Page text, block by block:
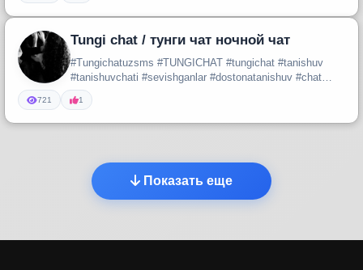
Tungi chat / тунги чат ночной чат
#Tungichatuzsms #TUNGICHAT #tungichat #tanishuv
#tanishuvchati #sevishganlar #dostonatanishuv #chat
#toshent #samarqand ...
721 1
Показать еще